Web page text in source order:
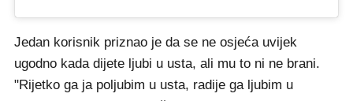
Jedan korisnik priznao je da se ne osjeća uvijek
ugodno kada dijete ljubi u usta, ali mu to ni ne brani.
"Rijetko ga ja poljubim u usta, radije ga ljubim u